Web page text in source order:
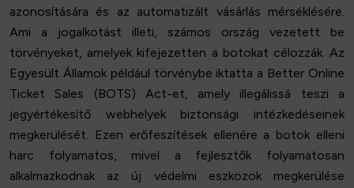
azonosítására és az automatizált vásárlás mérséklésére.
Ami a jogalkotást illeti, számos ország vezetett be
törvényeket, amelyek kifejezetten a botokat célozzák. Az
Egyesült Államok például törvénybe iktatta a Better Online
Ticket Sales (BOTS) Act-et, amely illegálissá teszi a
jegyértékesítő webhelyek biztonsági intézkedéseinek
megkerülését. Ezen erőfeszítések ellenére a botok elleni
harc folyamatos, mivel a fejlesztők folyamatosan
alkalmazkodnak az új védelmi eszközök megkerülése